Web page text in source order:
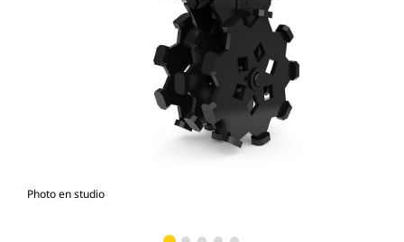
Photo en studio